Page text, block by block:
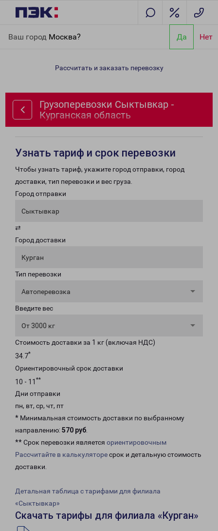
Ваш город Москва? Да Нет
Курганская область
Рассчитать и заказать перевозку
Грузоперевозки Сыктывкар -
Курганская область
Узнать тариф и срок перевозки
Чтобы узнать тариф, укажите город отправки, город
доставки, тип перевозки и вес груза.
Город отправки
Сыктывкар
⇄
Город доставки
Курган
Тип перевозки
Автоперевозка
Введите вес
От 3000 кг
Стоимость доставки за 1 кг (включая НДС)
34.7*
Ориентировочный срок доставки
10 - 11 **
Дни отправки
пн, вт, ср, чт, пт
* Минимальная стоимость доставки по выбранному
направлению: 570 руб.
** Срок перевозки является ориентировочным
Рассчитайте в калькуляторесрок и детальную стоимость
доставки.
Детальная таблица с тарифами для филиала
«Сыктывкар»
Скачать тарифы для филиала «Курган»